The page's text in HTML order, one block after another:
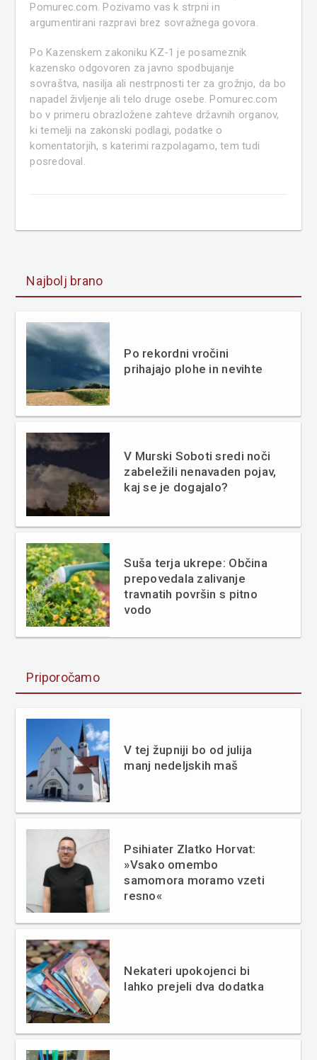
Pomurec.com. Pozivamo vas k strpni in
argumentirani razpravi brez sovražnega govora.
Po Kazenskem zakoniku KZ-1 je posameznik
kazensko odgovoren za javno spodbujanje
sovraštva, nasilja ali nestrpnosti ter za grožnjo, da bo
napadel življenje ali telo druge osebe. Pomurec.com
bo v primeru obrazložene zahteve državnih organov,
ki temelji na zakonski podlagi, podatke o
komentatorjih, s katerimi razpolagamo, tem tudi
posredoval.
Najbolj brano
Po rekordni vročini
prihajajo plohe in nevihte
V Murski Soboti sredi noči
zabeležili nenavaden pojav,
kaj se je dogajalo?
Suša terja ukrepe: Občina
prepovedala zalivanje
travnatih površin s pitno
vodo
Priporočamo
V tej župniji bo od julija
manj nedeljskih maš
Psihiater Zlatko Horvat:
»Vsako omembo
samomora moramo vzeti
resno«
Nekateri upokojenci bi
lahko prejeli dva dodatka